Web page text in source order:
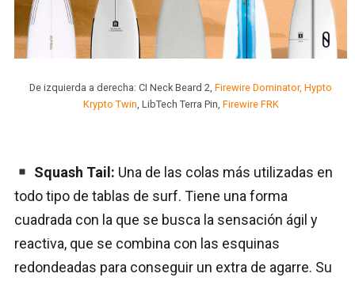
De izquierda a derecha: CI Neck Beard 2, Firewire Dominator, Hypto
Krypto Twin , LibTech Terra Pin, Firewire FRK
Squash Tail: Una de las colas más utilizadas en
todo tipo de tablas de surf. Tiene una forma
cuadrada con la que se busca la sensación ágil y
reactiva, que se combina con las esquinas
redondeadas para conseguir un extra de agarre. Su